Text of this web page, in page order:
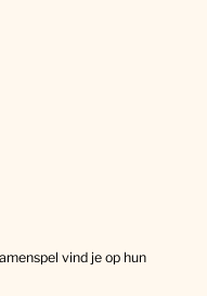
vind je op hun